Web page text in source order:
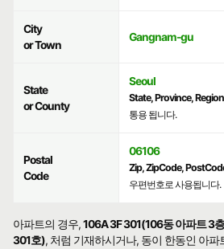
City
or Town
Gangnam-gu
State
or County
Seoul
State, Province,
통용 됩니다.
Postal
Code
06106
Zip, ZipCode,
우편번호로 사용됩니다.
아파트의 경우,106A 3F 301(106동 아파트 3
301호), 처럼 기재하시거나, 동이 한동인 아